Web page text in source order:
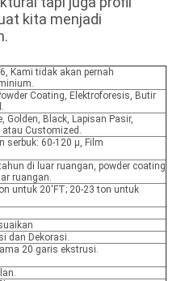
kita menjadi
Kami tidak akan pernah
Coating, Elektroforesis, Butir
Golden, Black, Lapisan Pasir,
Customized.
serbuk: 60-120 μ, Film
di luar ruangan, powder coating
ruangan.
untuk 20'FT; 20-23 ton untuk
dan Dekorasi.
20 garis ekstrusi.